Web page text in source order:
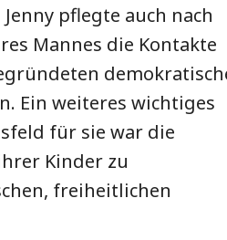
pflegte auch nach
Mannes die Kontakte
Ein weiteres wichtiges
für sie war die
Kinder zu
freiheitlichen